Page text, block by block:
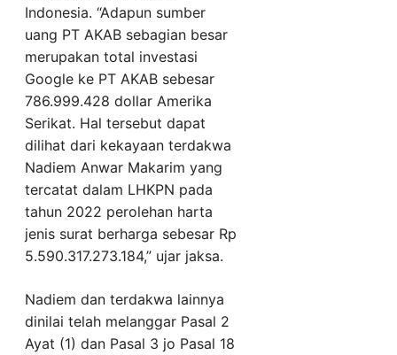
Indonesia. “Adapun sumber
uang PT AKAB sebagian besar
merupakan total investasi
Google ke PT AKAB sebesar
786.999.428 dollar Amerika
Serikat. Hal tersebut dapat
dilihat dari kekayaan terdakwa
Nadiem Anwar Makarim yang
tercatat dalam LHKPN pada
tahun 2022 perolehan harta
jenis surat berharga sebesar Rp
5.590.317.273.184,” ujar jaksa.
Nadiem dan terdakwa lainnya
dinilai telah melanggar Pasal 2
Ayat (1) dan Pasal 3 jo Pasal 18